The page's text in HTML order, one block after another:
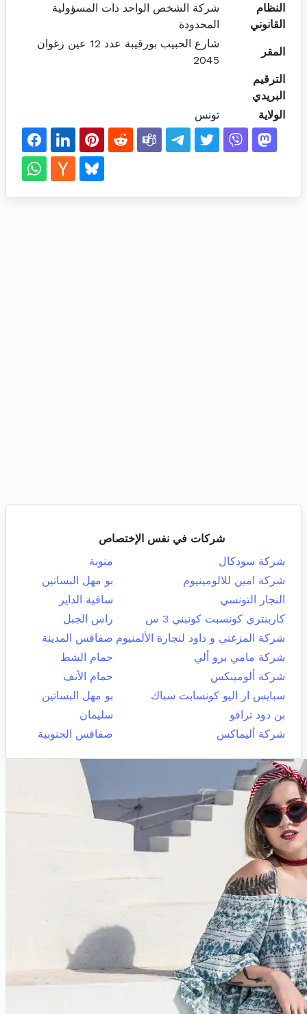
النظام
القانوني
شركة الشخص الواحد ذات المسؤولية
المحدودة
المقر
شارع الحبيب بورقيبة عدد 12 عين زغوان
2045
الترقيم
البريدي
الولاية
تونس
شركات في نفس الإختصاص
شركة سودكال
منوبة
شركة امين للالومينيوم
بو مهل البساتين
النجار التونسي
ساقية الداير
كاربنتري كونسبت كونبني 3 س
راس الجبل
شركة المزغني و داود لنجارة الألمنيوم صفاقس المدينة
شركة مامي برو ألي
حمام الشط
شركة ألومينكس
حمام الأنف
سبايس ار اليو كونسابت سباك
بو مهل البساتين
بن دود ترافو
سليمان
شركة أليماكس
صفاقس الجنوبية